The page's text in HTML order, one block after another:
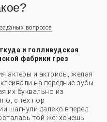
заданых вопросов
и голливудская
фабрики грез
актеры и актрисы, желая
на передние зубы
их буквально из
с тех пор
шагнули далеко вперед.
той же: хочешь